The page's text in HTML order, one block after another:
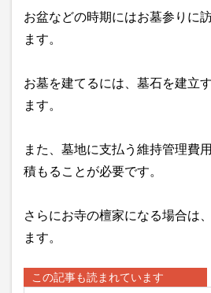
お盆などの時期にはお墓参りに
ます。
お墓を建てるには、墓石を建立
ます。
また、墓地に支払う維持管理費
積もることが必要です。
さらにお寺の檀家になる場合は
ます。
この記事も読まれています